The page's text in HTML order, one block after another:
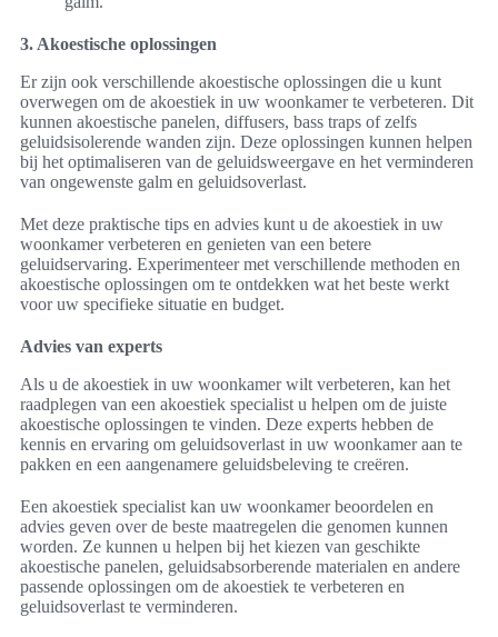
3. Akoestische oplossingen
Er zijn ook verschillende akoestische oplossingen die u kunt
overwegen om de akoestiek in uw woonkamer te verbeteren. Dit
kunnen akoestische panelen, diffusers, bass traps of zelfs
geluidsisolerende wanden zijn. Deze oplossingen kunnen helpen
bij het optimaliseren van de geluidsweergave en het verminderen
van ongewenste galm en geluidsoverlast.
Met deze praktische tips en advies kunt u de akoestiek in uw
woonkamer verbeteren en genieten van een betere
geluidservaring. Experimenteer met verschillende methoden en
akoestische oplossingen om te ontdekken wat het beste werkt
voor uw specifieke situatie en budget.
Advies van experts
Als u de akoestiek in uw woonkamer wilt verbeteren, kan het
raadplegen van een akoestiek specialist u helpen om de juiste
akoestische oplossingen te vinden. Deze experts hebben de
kennis en ervaring om geluidsoverlast in uw woonkamer aan te
pakken en een aangenamere geluidsbeleving te creëren.
Een akoestiek specialist kan uw woonkamer beoordelen en
advies geven over de beste maatregelen die genomen kunnen
worden. Ze kunnen u helpen bij het kiezen van geschikte
akoestische panelen, geluidsabsorberende materialen en andere
passende oplossingen om de akoestiek te verbeteren en
geluidsoverlast te verminderen.